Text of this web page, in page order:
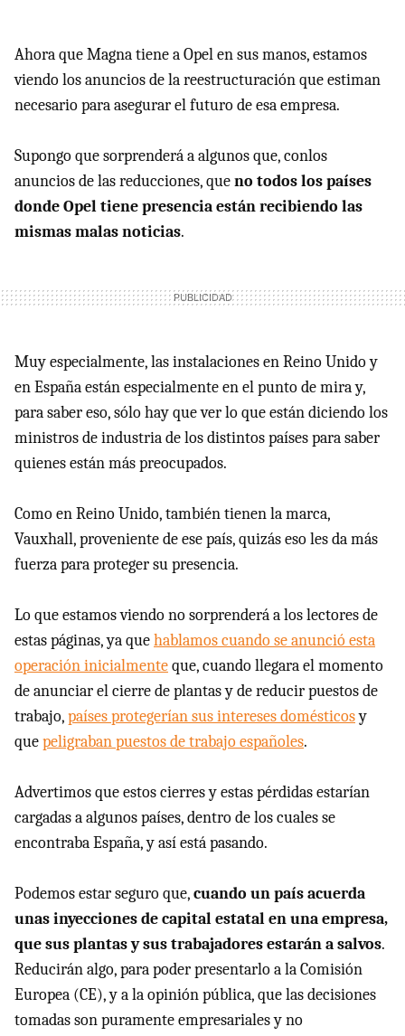
Ahora que Magna tiene a Opel en sus manos, estamos
viendo los anuncios de la reestructuración que estiman
necesario para asegurar el futuro de esa empresa.
Supongo que sorprenderá a algunos que, conlos
anuncios de las reducciones, queno todos los países
donde Opel tiene presencia están recibiendo las
mismas malas noticias.
Muy especialmente, las instalaciones en Reino Unido y
en España están especialmente en el punto de mira y,
para saber eso, sólo hay que ver lo que están diciendo los
ministros de industria de los distintos países para saber
quienes están más preocupados.
Como en Reino Unido, también tienen la marca,
Vauxhall, proveniente de ese país, quizás eso les da más
fuerza para proteger su presencia.
Lo que estamos viendo no sorprenderá a los lectores de
estas páginas, ya quehablamos cuando se anunció esta
operación inicialmenteque, cuando llegara el momento
de anunciar el cierre de plantas y de reducir puestos de
trabajo,países protegerían sus intereses domésticosy
quepeligraban puestos de trabajo españoles.
Advertimos que estos cierres y estas pérdidas estarían
cargadas a algunos países, dentro de los cuales se
encontraba España, y así está pasando.
Podemos estar seguro que,cuando un país acuerda
unas inyecciones de capital estatal en una empresa,
que sus plantas y sus trabajadores estarán a salvos.
Reducirán algo, para poder presentarlo a la Comisión
Europea (CE), y a la opinión pública, que las decisiones
tomadas son puramente empresariales y no